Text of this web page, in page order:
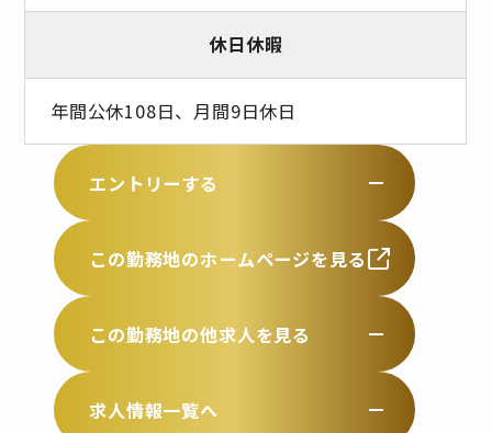
休日休暇
年間公休108日、月間9日休日
エントリーする
この勤務地のホームページを見る
この勤務地の他求人を見る
求人情報一覧へ